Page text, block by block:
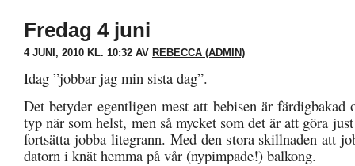
Fredag 4 juni
4 JUNI, 2010 KL. 10:32 AV REBECCA (ADMIN)
Idag ”jobbar jag min sista dag”.
Det betyder egentligen mest att bebisen är färdigbakad
typ när som helst, men så mycket som det är att göra
fortsätta jobba litegrann. Med den stora skillnaden att
datorn i knät hemma på vår (nypimpade!) balkong.